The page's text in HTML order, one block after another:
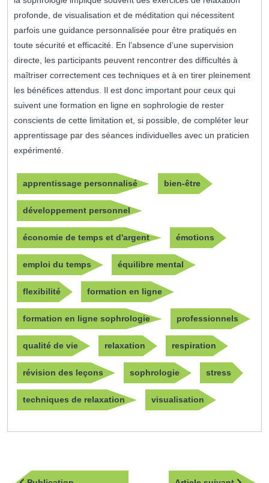
profonde, de visualisation et de méditation qui nécessitent
parfois une guidance personnalisée pour être pratiqués en
toute sécurité et efficacité. En l’absence d’une supervision
directe, les participants peuvent rencontrer des difficultés à
maîtriser correctement ces techniques et à en tirer pleinement
les bénéfices attendus. Il est donc important pour ceux qui
suivent une formation en ligne en sophrologie de rester
conscients de cette limitation et, si possible, de compléter leur
apprentissage par des séances individuelles avec un praticien
expérimenté.
apprentissage personnalisé bien-être
développement personnel
économie de temps et d'argent émotions
emploi du temps équilibre mental
flexibilité formation en ligne
formation en ligne sophrologie professionnels
qualité de vie relaxation respiration
révision des leçons sophrologie stress
techniques de relaxation visualisation
Navigation